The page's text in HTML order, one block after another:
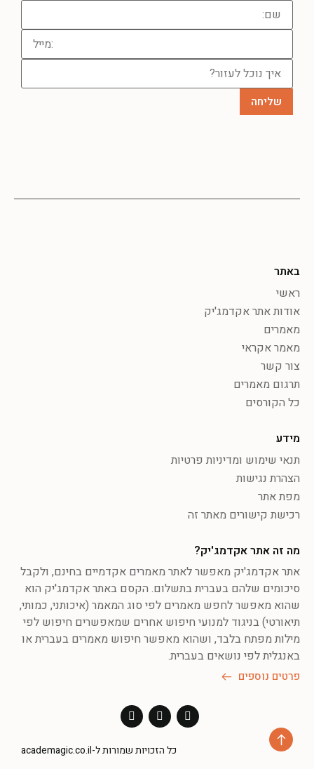
באתר
ראשי
אודות אתר אקדמג'יק
מאמרים
מאמר אקראי
צור קשר
תרגום מאמרים
כל הקורסים
מידע
תנאי שימוש ומדיניות פרטיות
הצהרת נגישות
מפת אתר
רכישת קישורים מאתר זה
מה זה אתר אקדמג'יק?
אתר אקדמג'יק מאפשר לאתר מאמרים אקדמיים בחינם, ולקבל
סיכומים שלהם בעברית בתשלום. הקסם באתר אקדמג'יק הוא
שהוא מאפשר לחפש מאמרים לפי סוג המאמר (איכותני, כמותי,
תיאורטי) בניגוד למנועי חיפוש אחרים שמאפשרים חיפוש לפי
מילות מפתח בלבד, ושהוא מאפשר חיפוש מאמרים בעברית או
באנגלית לפי נושאים בעברית.
פרטים נוספים
כל הזכויות שמורות ל-academagic.co.il